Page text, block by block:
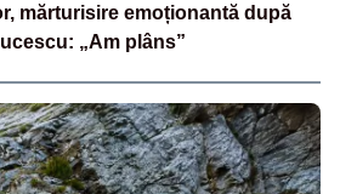
mărturisire emoționantă după
„Am plâns”